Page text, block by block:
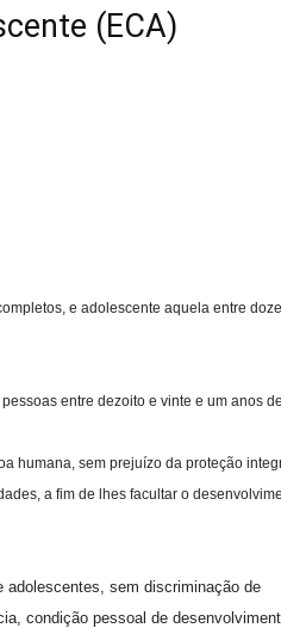
(ECA)
e adolescente aquela entre
entre dezoito e vinte e um anos
humana, sem prejuízo da proteção
a fim de lhes facultar o
sem discriminação de
condição pessoal de